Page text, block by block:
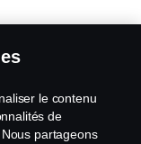
le contenu
de
partageons